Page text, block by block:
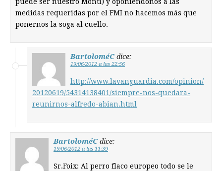
medidas requeridas por el FMI no hacemos más que
ponernos la soga al cuello.
BartoloméC dice:
19/06/2012 a las 22:56
http://www.lavanguardia.com/opinion/
20120619/54314138401/siempre-nos-quedara-
reunirnos-alfredo-abian.html
BartoloméC dice:
19/06/2012 a las 11:39
Sr.Foix: Al perro flaco europeo todo se le